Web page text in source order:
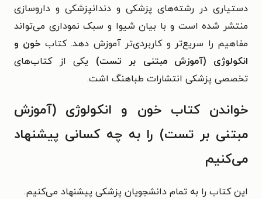
دستیاری در رشته‌های پزشکی و دندانپزشکی و داروسازی
منتشر شده است و با بیان شیوا و سبک نموداری می‌تواند
مفاهیم را سریع‌تر و کاربردی‌تر آموزش دهد. کتاب خون و
انکولوژی (آموزش مبتنی بر تست) یکی از کتاب‌های
تخصصی پزشکی انتشارات طباهنگ اشت.
خواندن کتاب خون و انکولوژی (آموزش
مبتنی بر تست) را به چه کسانی پیشنهاد
می‌کنیم
این کتاب را به تمام دانشجویان پزشکی پیشنهاد می‌کنیم.